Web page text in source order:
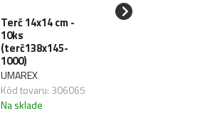
Terč 14x14 cm -
10ks
(terč138x145-
1000)
UMAREX
Kód tovaru: 306065
Na sklade
SPECNA ARMS